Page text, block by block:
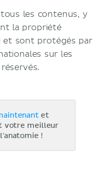
les contenus, y
la propriété
et sont protégés par
sur les
et
votre meilleur
!